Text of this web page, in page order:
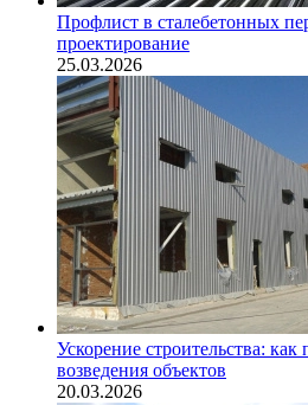
Профлист в сталебетонных
проектирование
25.03.2026
Ускорение строительства:
возведения объектов
20.03.2026